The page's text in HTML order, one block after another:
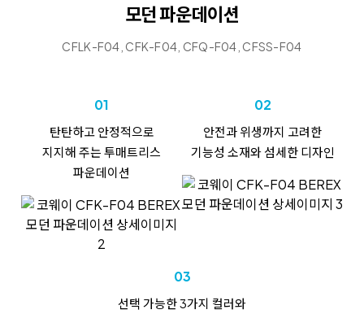
모던 파운데이션
CFLK-F04, CFK-F04, CFQ-F04, CFSS-F04
01
탄탄하고 안정적으로
지지해 주는 투매트리스
파운데이션
02
안전과 위생까지 고려한
기능성 소재와 섬세한 디자인
03
선택 가능한 3가지 컬러와